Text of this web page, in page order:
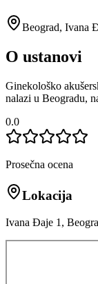
Beograd, Ivana
O ustanovi
Ginekološko
nalazi u Beogradu,
0.0
Prosečna ocena
Lokacija
Ivana Đaje 1,